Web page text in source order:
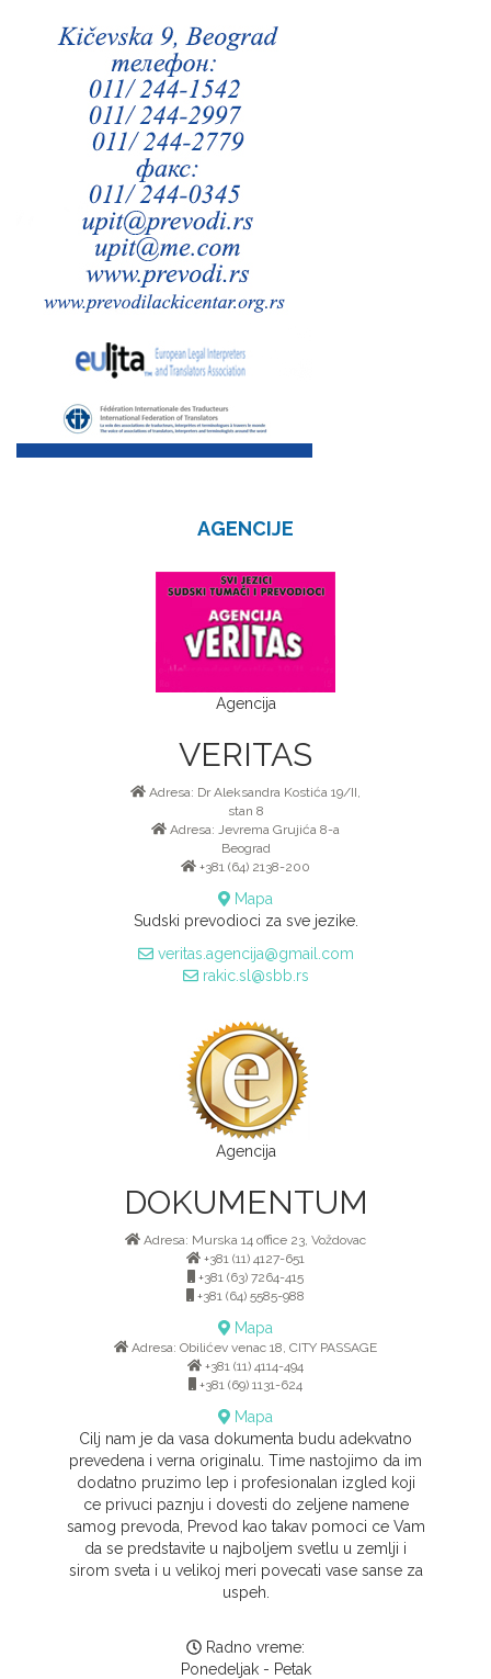
AGENCIJE
Agencija
VERITAS
Adresa: Dr Aleksandra Kostića 19/II,
stan 8
Adresa: Jevrema Grujića 8-a
Beograd
+381 (64) 2138-200
Mapa
Sudski prevodioci za sve jezike.
veritas.agencija@gmail.com
rakic.sl@sbb.rs
Agencija
DOKUMENTUM
Adresa: Murska 14 office 23, Voždovac
+381 (11) 4127-651
+381 (63) 7264-415
+381 (64) 5585-988
Mapa
Adresa: Obilićev venac 18, CITY PASSAGE
+381 (11) 4114-494
+381 (69) 1131-624
Mapa
Cilj nam je da vasa dokumenta budu adekvatno
prevedena i verna originalu. Time nastojimo da im
dodatno pruzimo lep i profesionalan izgled koji
ce privuci paznju i dovesti do zeljene namene
samog prevoda, Prevod kao takav pomoci ce Vam
da se predstavite u najboljem svetlu u zemlji i
sirom sveta i u velikoj meri povecati vase sanse za
uspeh.
Radno vreme:
Ponedeljak - Petak